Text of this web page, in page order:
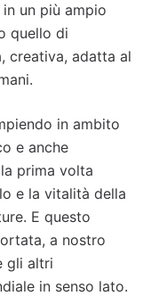
un più ampio
quello di
creativa, adatta al
in ambito
e anche
prima volta
e la vitalità della
E questo
a nostro
gli altri
in senso lato.